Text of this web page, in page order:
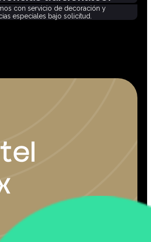
con servicio de decoración y
especiales bajo solicitud.